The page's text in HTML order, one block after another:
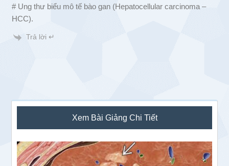
# Ung thư biểu mô tế bào gan (Hepatocellular carcinoma –
HCC).
Trả lời ↵
Sidebar
chính
Xem Bài Giảng Chi Tiết